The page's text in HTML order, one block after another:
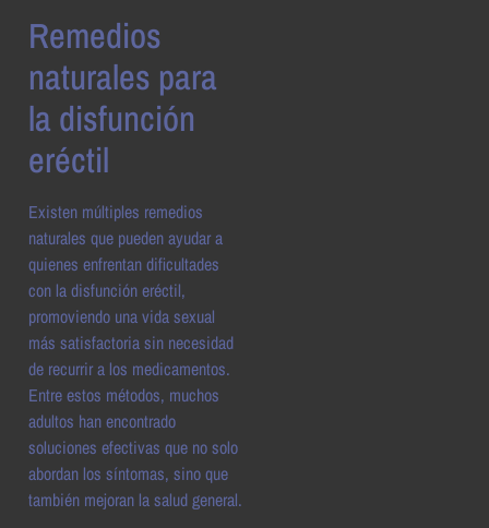
Remedios
naturales para
la disfunción
eréctil
Existen múltiples remedios
naturales que pueden ayudar a
quienes enfrentan dificultades
con la disfunción eréctil,
promoviendo una vida sexual
más satisfactoria sin necesidad
de recurrir a los medicamentos.
Entre estos métodos, muchos
adultos han encontrado
soluciones efectivas que no solo
abordan los síntomas, sino que
también mejoran la salud general.